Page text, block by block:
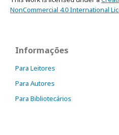
NonCommercial 4.0 International
Informações
Para Leitores
Para Autores
Para Bibliotecários